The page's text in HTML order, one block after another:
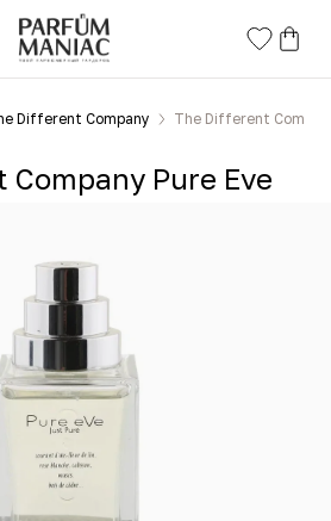
Different Company The Different
Pure Eve